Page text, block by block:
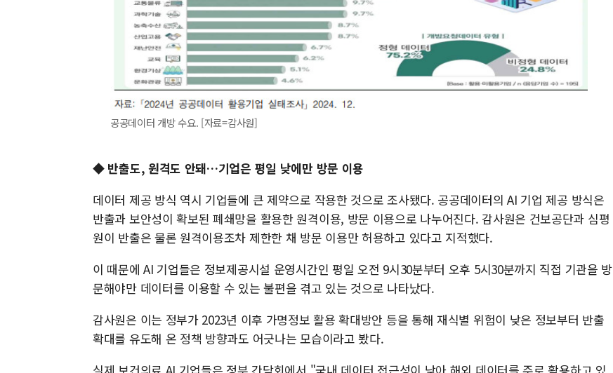
공공데이터 개방 수요. [자료=감사원]
◆ 반출도, 원격도 안돼…기업은 평일 낮에만 방문 이용
데이터 제공 방식 역시 기업들에 큰 제약으로 작용한 것으로 조사됐다. 공공데이터의 AI 기업 제공 방식은
반출과 보안성이 확보된 폐쇄망을 활용한 원격이용, 방문 이용으로 나누어진다. 감사원은 건보공단과 심평
원이 반출은 물론 원격이용조차 제한한 채 방문 이용만 허용하고 있다고 지적했다.
이 때문에 AI 기업들은 정보제공시설 운영시간인 평일 오전 9시30분부터 오후 5시30분까지 직접 기관을 방
문해야만 데이터를 이용할 수 있는 불편을 겪고 있는 것으로 나타났다.
감사원은 이는 정부가 2023년 이후 가명정보 활용 확대방안 등을 통해 재식별 위험이 낮은 정보부터 반출
확대를 유도해 온 정책 방향과도 어긋나는 모습이라고 봤다.